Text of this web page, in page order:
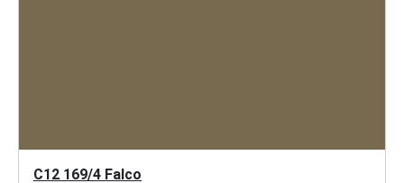
C12 169/4 Falco